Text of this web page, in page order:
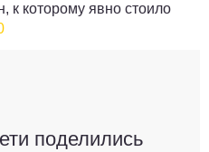
к которому явно стоило
поделились